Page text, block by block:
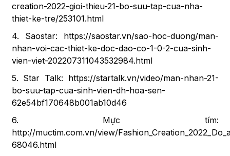
creation-2022-gioi-thieu-21-bo-suu-tap-cua-nha-
thiet-ke-tre/253101.html
4. Saostar: https://saostar.vn/sao-hoc-duong/man-
nhan-voi-cac-thiet-ke-doc-dao-co-1-0-2-cua-sinh-
vien-viet-202207311043532984.html
5. Star Talk: https://startalk.vn/video/man-nhan-21-
bo-suu-tap-cua-sinh-vien-dh-hoa-sen-
62e54bf170648b001ab10d46
6. Mực tím:
http://muctim.com.vn/view/
68046.html